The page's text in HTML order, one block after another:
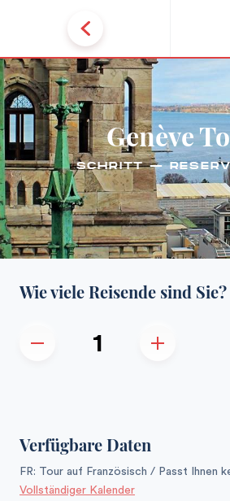
Genève
SCHRITT —
Wie viele Reisende sind Sie?
Verfügbare Daten
FR: Tour auf Französisch / Passt Ihnen
Vollständiger Kalender